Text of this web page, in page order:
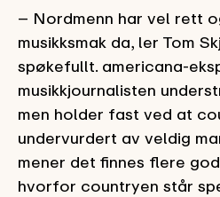
– Nordmenn har vel rett
musikksmak da, ler Tom
spøkefullt. americana-
musikkjournalisten
men holder fast ved at
undervurdert av veldig
mener det finnes flere
hvorfor countryen står